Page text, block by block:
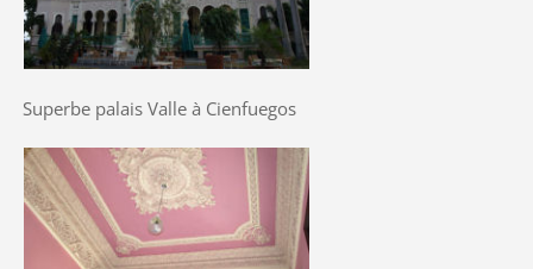
Superbe palais Valle à Cienfuegos